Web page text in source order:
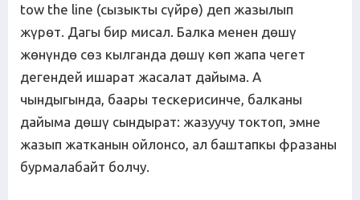
tow the line (сызыкты сүйрө) деп жазылып
жүрөт. Дагы бир мисал. Балка менен дөшү
жөнүндө сөз кылганда дөшү көп жапа чегет
дегендей ишарат жасалат дайыма. А
чындыгында, баары тескерисинче, балканы
дайыма дөшү сындырат: жазуучу токтоп, эмне
жазып жатканын ойлонсо, ал баштапкы фразаны
бурмалабайт болчу.